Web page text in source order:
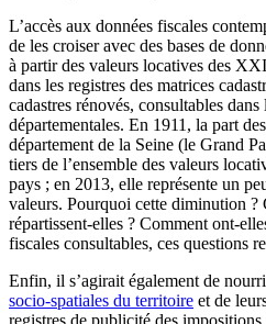
L’accès aux données fiscales
de les croiser avec des bases de
à partir des valeurs locatives des
dans les registres des matrices
cadastres rénovés, consultables
départementales. En 1911, la part
département de la Seine (le Grand
tiers de l’ensemble des valeurs
pays ; en 2013, elle représente un
valeurs. Pourquoi cette diminution ?
répartissent-elles ? Comment ont-
fiscales consultables, ces questions
Enfin, il s’agirait également de
socio-spatiales du territoire et de